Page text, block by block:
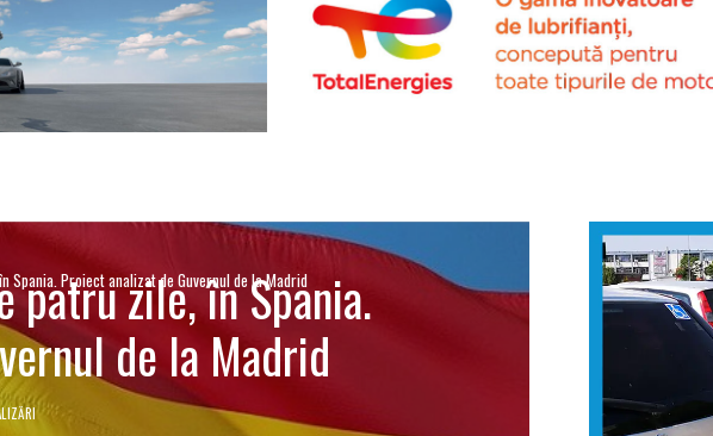
Spania. Proiect analizat de Guvernul de la Madrid
patru zile, în Spania.
de la Madrid